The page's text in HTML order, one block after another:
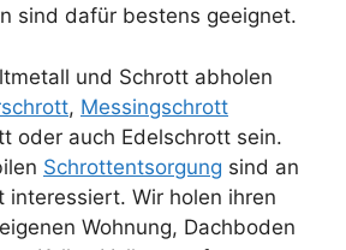
sind dafür bestens geeignet.
und Schrott abholen
, Messingschrott
oder auch Edelschrott sein.
Schrottentsorgung sind an
interessiert. Wir holen ihren
Wohnung, Dachboden